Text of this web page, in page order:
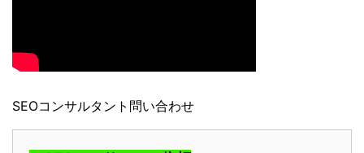
SEOコンサルタント問い合わせ